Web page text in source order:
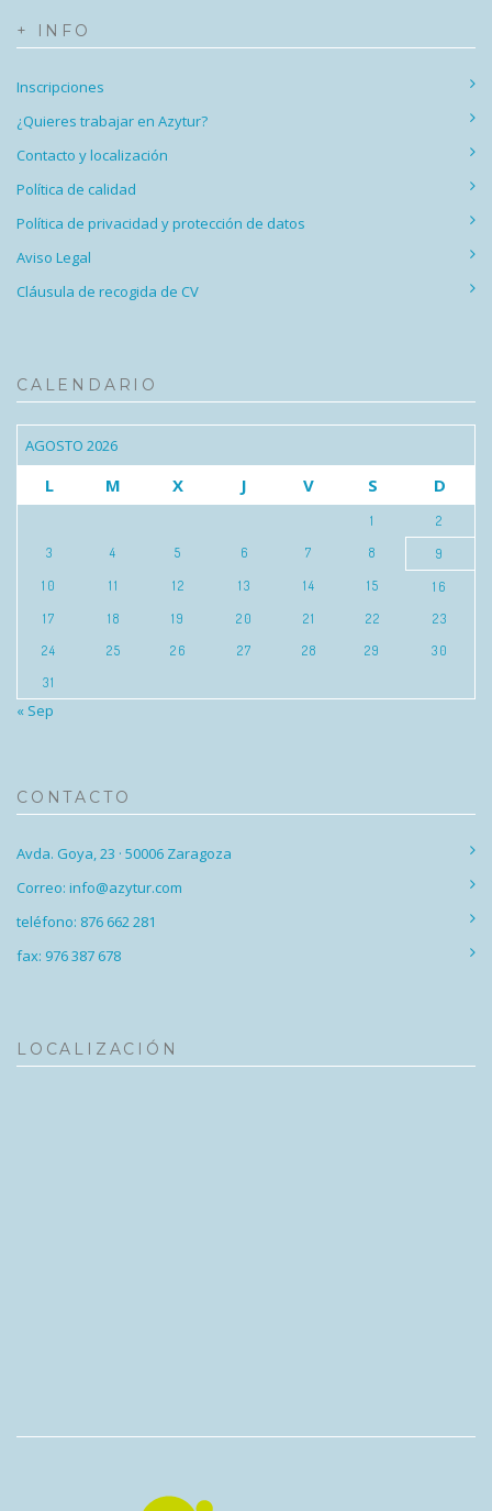
+ INFO
Inscripciones
¿Quieres trabajar en Azytur?
Contacto y localización
Política de calidad
Política de privacidad y protección de datos
Aviso Legal
Cláusula de recogida de CV
CALENDARIO
AGOSTO 2026
L M X J V S D
1
2
3
4 5 6 7 8
9
10
11 12 13 14 15
16
17
18 19 20 21 22
23
24
25 26 27 28 29
30
31
« Sep
CONTACTO
Avda. Goya, 23 · 50006 Zaragoza
Correo: info@azytur.com
teléfono: 876 662 281
fax: 976 387 678
LOCALIZACIÓN